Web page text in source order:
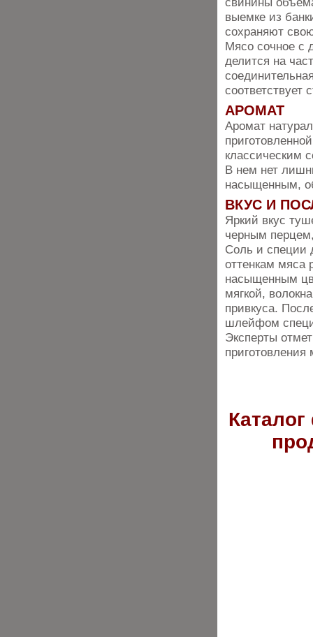
выемке из
сохраняют
Мясо сочное с
делится на
соответствует
АРОМАТ
Аромат
классическим
В нем нет
насыщенным,
ВКУС И
Яркий вкус
черным
Соль и специи
оттенкам мяса
насыщенным
мягкой,
привкуса.
шлейфом
Эксперты